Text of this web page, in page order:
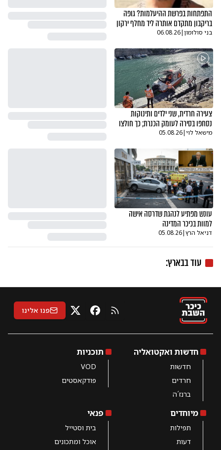
התפתחות בפרשת ההיעלמות? גופה
בריקבון מתקדם אותרה ליד מחלף ירקון
בני סולומון|
06.08.26
צעירה חרדית, שני ילדים ותינוקות
נסחפו בסירה לעומק הכנרת; כך חולצו
מישאל לוי|
05.08.26
עונש מפתיע לנהגת שדרסה אישה
למוות בכיכר המדינה
דניאל הרץ|
05.08.26
עוד בבארץ:
RSS פייסבוק
X פנו אלינו
חדשות ואקטואליה
חדשות
חרדים
ברנז´ה
תוכניות
VOD
פודקאסטים
מיוחדים
תפילות
דעות
פנאי
בית וסטייל
אוכל ומתכונים